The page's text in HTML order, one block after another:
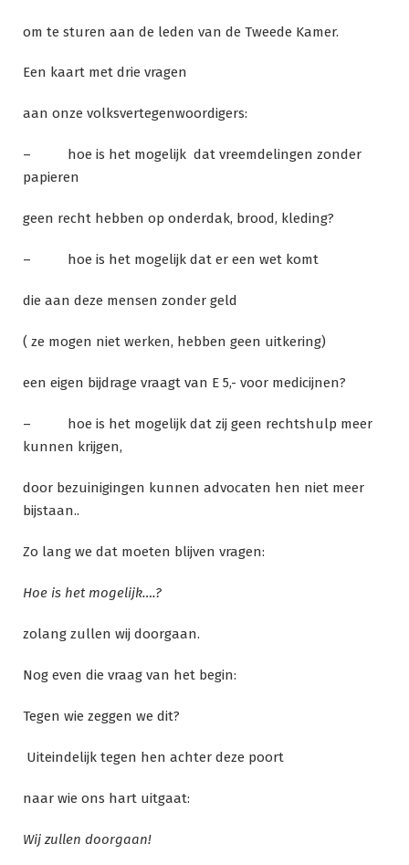
om te sturen aan de leden van de Tweede Kamer.
Een kaart met drie vragen
aan onze volksvertegenwoordigers:
– hoe is het mogelijk dat vreemdelingen zonder
papieren
geen recht hebben op onderdak, brood, kleding?
– hoe is het mogelijk dat er een wet komt
die aan deze mensen zonder geld
( ze mogen niet werken, hebben geen uitkering)
een eigen bijdrage vraagt van E 5,- voor medicijnen?
– hoe is het mogelijk dat zij geen rechtshulp meer
kunnen krijgen,
door bezuinigingen kunnen advocaten hen niet meer
bijstaan..
Zo lang we dat moeten blijven vragen:
Hoe is het mogelijk….?
zolang zullen wij doorgaan.
Nog even die vraag van het begin:
Tegen wie zeggen we dit?
Uiteindelijk tegen hen achter deze poort
naar wie ons hart uitgaat:
Wij zullen doorgaan!